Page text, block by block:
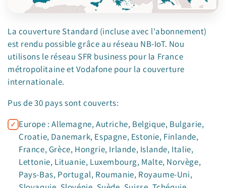
La couverture Standard (incluse avec l'abonnement)
est rendu possible grâce au réseau NB-IoT. Nou
utilisons le réseau SFR business pour la France
métropolitaine et Vodafone pour la couverture
internationale.
Pus de 30 pays sont couverts:
Europe : Allemagne, Autriche, Belgique, Bulgarie,
Croatie, Danemark, Espagne, Estonie, Finlande,
France, Grèce, Hongrie, Irlande, Islande, Italie,
Lettonie, Lituanie, Luxembourg, Malte, Norvège,
Pays-Bas, Portugal, Roumanie, Royaume-Uni,